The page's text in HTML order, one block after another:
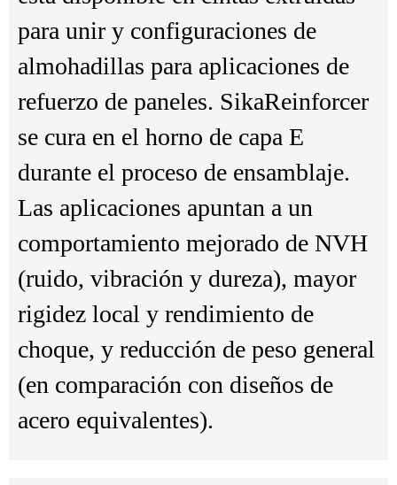
para unir y configuraciones de
almohadillas para aplicaciones de
refuerzo de paneles. SikaReinforcer
se cura en el horno de capa E
durante el proceso de ensamblaje.
Las aplicaciones apuntan a un
comportamiento mejorado de NVH
(ruido, vibración y dureza), mayor
rigidez local y rendimiento de
choque, y reducción de peso general
(en comparación con diseños de
acero equivalentes).